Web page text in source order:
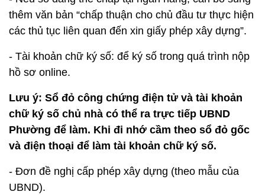
thêm văn bản “chấp thuận cho chủ đầu tư thực hiện
các thủ tục liên quan đến xin giấy phép xây dựng”.
- Tài khoản chữ ký số: để ký số trong quá trình nộp
hồ sơ online.
Lưu ý: Sổ đỏ công chứng điện tử và tài khoản
chữ ký số chủ nhà có thể ra trực tiếp UBND
Phường để làm. Khi đi nhớ cầm theo sổ đỏ gốc
và điện thoại để làm tài khoản chữ ký số.
- Đơn đề nghị cấp phép xây dựng (theo mẫu của
UBND).